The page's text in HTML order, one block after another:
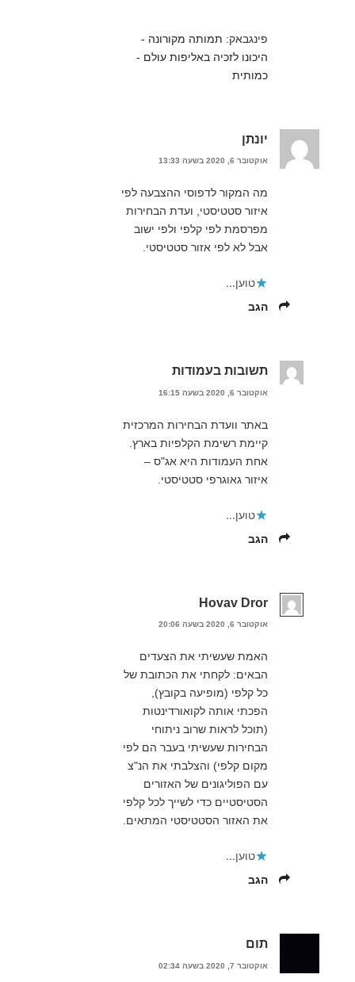
פינגבאק: תמותה מקורונה -
היכונו לזכיה באליפות עולם -
כמותית
יונתן
אוקטובר 6, 2020 בשעה 13:33
מה המקור לדפוסי ההצבעה לפי
איזור סטטיסטי, ועדת הבחירות
מפרסמת לפי קלפי ולפי ישוב
אבל לא לפי אזור סטטיסטי.
טוען...
הגב
תשובות בעמודות
אוקטובר 6, 2020 בשעה 16:15
באתר וועדת הבחירות המרכזית
קיימת רשימת הקלפיות בארץ.
אחת העמודות היא אג"ס –
איזור גאוגרפי סטטיסטי.
טוען...
הגב
Hovav Dror
אוקטובר 6, 2020 בשעה 20:06
האמת שעשיתי את הצעדים
הבאים: לקחתי את הכתובת של
כל קלפי (מופיעה בקובץ),
הפכתי אותה לקואורדינטות
(תוכל לראות שרוב ניתוחי
הבחירות שעשיתי בעבר הם לפי
מקום קלפי) והצלבתי את הנ"צ
עם הפוליגונים של האזורים
הסטיסטיים כדי לשייך לכל קלפי
את האזור הסטטיסטי המתאים.
טוען...
הגב
תום
אוקטובר 7, 2020 בשעה 02:34